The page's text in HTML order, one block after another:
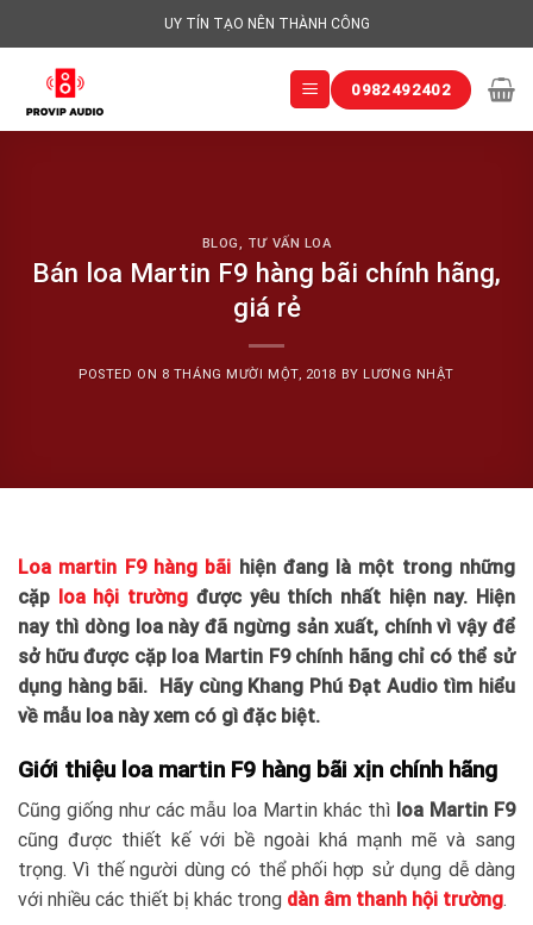
to
content
UY TÍN TẠO NÊN THÀNH CÔNG
0982492402
BLOG, TƯ VẤN LOA
Bán loa Martin F9 hàng bãi chính hãng,
giá rẻ
POSTED ON 8 THÁNG MƯỜI MỘT, 2018 BY LƯƠNG NHẬT
Loa martin F9 hàng bãi hiện đang là một trong những
cặp loa hội trường được yêu thích nhất hiện nay. Hiện
nay thì dòng loa này đã ngừng sản xuất, chính vì vậy để
sở hữu được cặp loa Martin F9 chính hãng chỉ có thể sử
dụng hàng bãi. Hãy cùng Khang Phú Đạt Audio tìm hiểu
về mẫu loa này xem có gì đặc biệt.
Giới thiệu loa martin F9 hàng bãi xịn chính hãng
Cũng giống như các mẫu loa Martin khác thì loa Martin F9
cũng được thiết kế với bề ngoài khá mạnh mẽ và sang
trọng. Vì thế người dùng có thể phối hợp sử dụng dễ dàng
với nhiều các thiết bị khác trong dàn âm thanh hội trường.